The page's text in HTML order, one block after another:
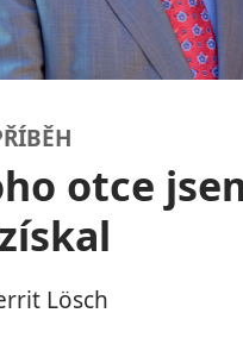
otce
Lösch